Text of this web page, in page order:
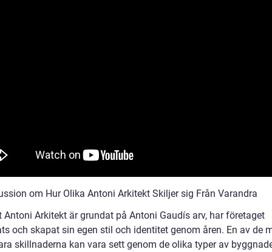
om Hur Olika Antoni Arkitekt Skiljer sig Från Varandra
Antoni Arkitekt är grundat på Antoni Gaudís arv, har företaget
och skapat sin egen stil och identitet genom åren. En av de
skillnaderna kan vara sett genom de olika typer av